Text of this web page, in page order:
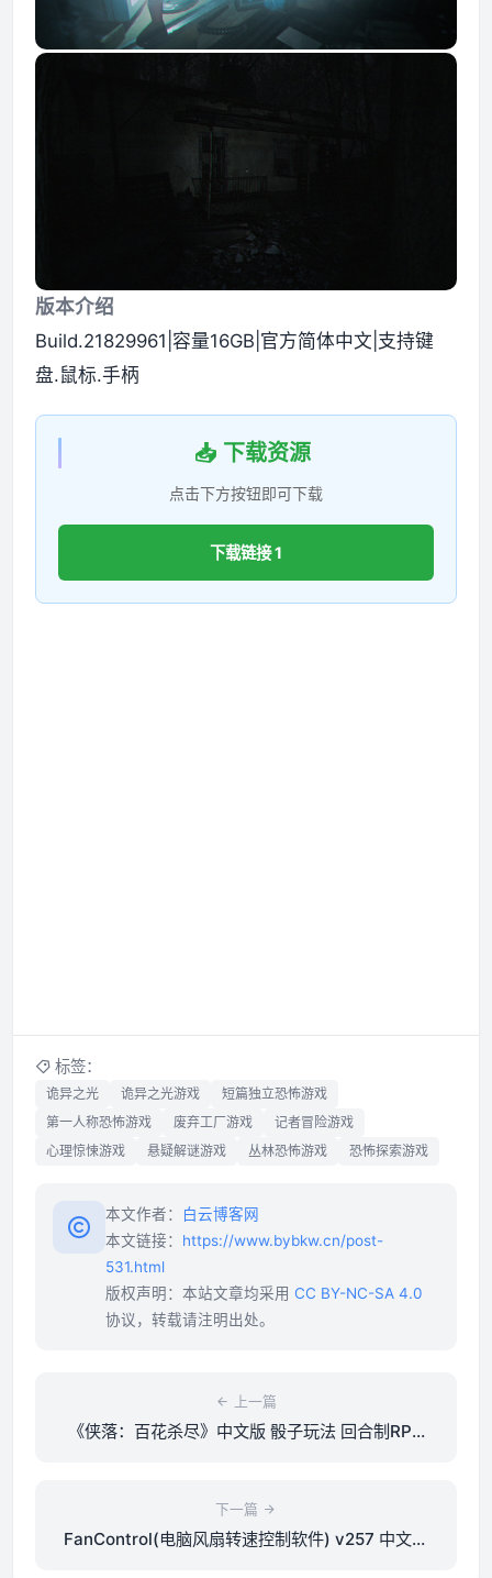
版本介绍
Build.21829961|容量16GB|官方简体中文|支持键
盘.鼠标.手柄
📥 下载资源
点击下方按钮即可下载
下载链接 1
标签：
诡异之光 诡异之光游戏
短篇独立恐怖游戏
第一人称恐怖游戏
废弃工厂游戏
记者冒险游戏
心理惊悚游戏
悬疑解谜游戏 丛林恐怖游戏 恐怖探索游戏
本文作者：
白云博客网
本文链接： https://www.bybkw.cn/post-
531.html
版权声明：本站文章均采用 CC BY-NC-SA 4.0
协议，转载请注明出处。
上一篇
《侠落：百花杀尽》中文版 骰子玩法 回合制RPG
下一篇
FanControl(电脑风扇转速控制软件) v257 中文绿